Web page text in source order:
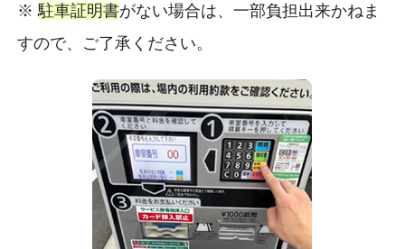
※ 駐車証明書がない場合は、一部負担出来かねま
すので、ご了承ください。